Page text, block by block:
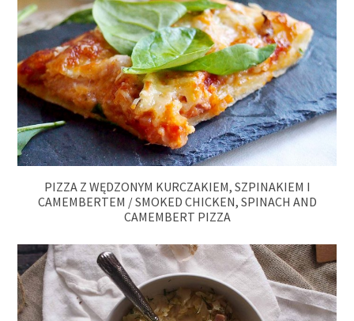
PIZZA Z WĘDZONYM KURCZAKIEM, SZPINAKIEM I
CAMEMBERTEM / SMOKED CHICKEN, SPINACH AND
CAMEMBERT PIZZA